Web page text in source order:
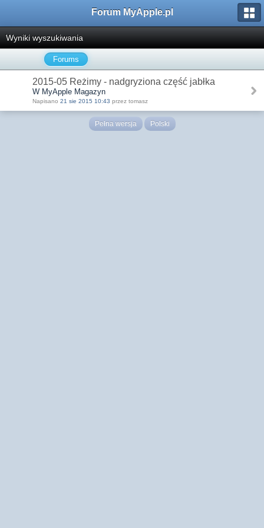
Forum MyApple.pl
Wyniki wyszukiwania
Forums
2015-05 Reżimy - nadgryziona część jabłka
W MyApple Magazyn
Napisano 21 sie 2015 10:43 przez tomasz
Pełna wersja Polski